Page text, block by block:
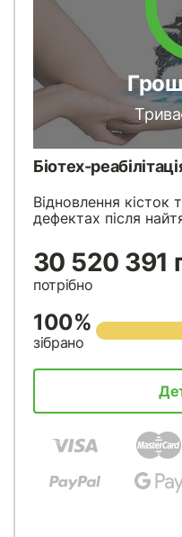
Біотех-
Відновлення кісток
дефектах після
30 520 391
потрібно
100%
зібрано